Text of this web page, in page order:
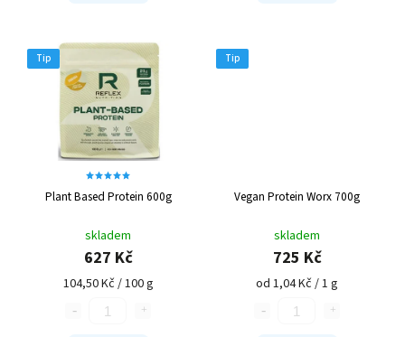
Tip
Plant Based Protein 600g
skladem
627 Kč
104,50 Kč / 100 g
Tip
Vegan Protein Worx 700g
skladem
725 Kč
od 1,04 Kč / 1 g